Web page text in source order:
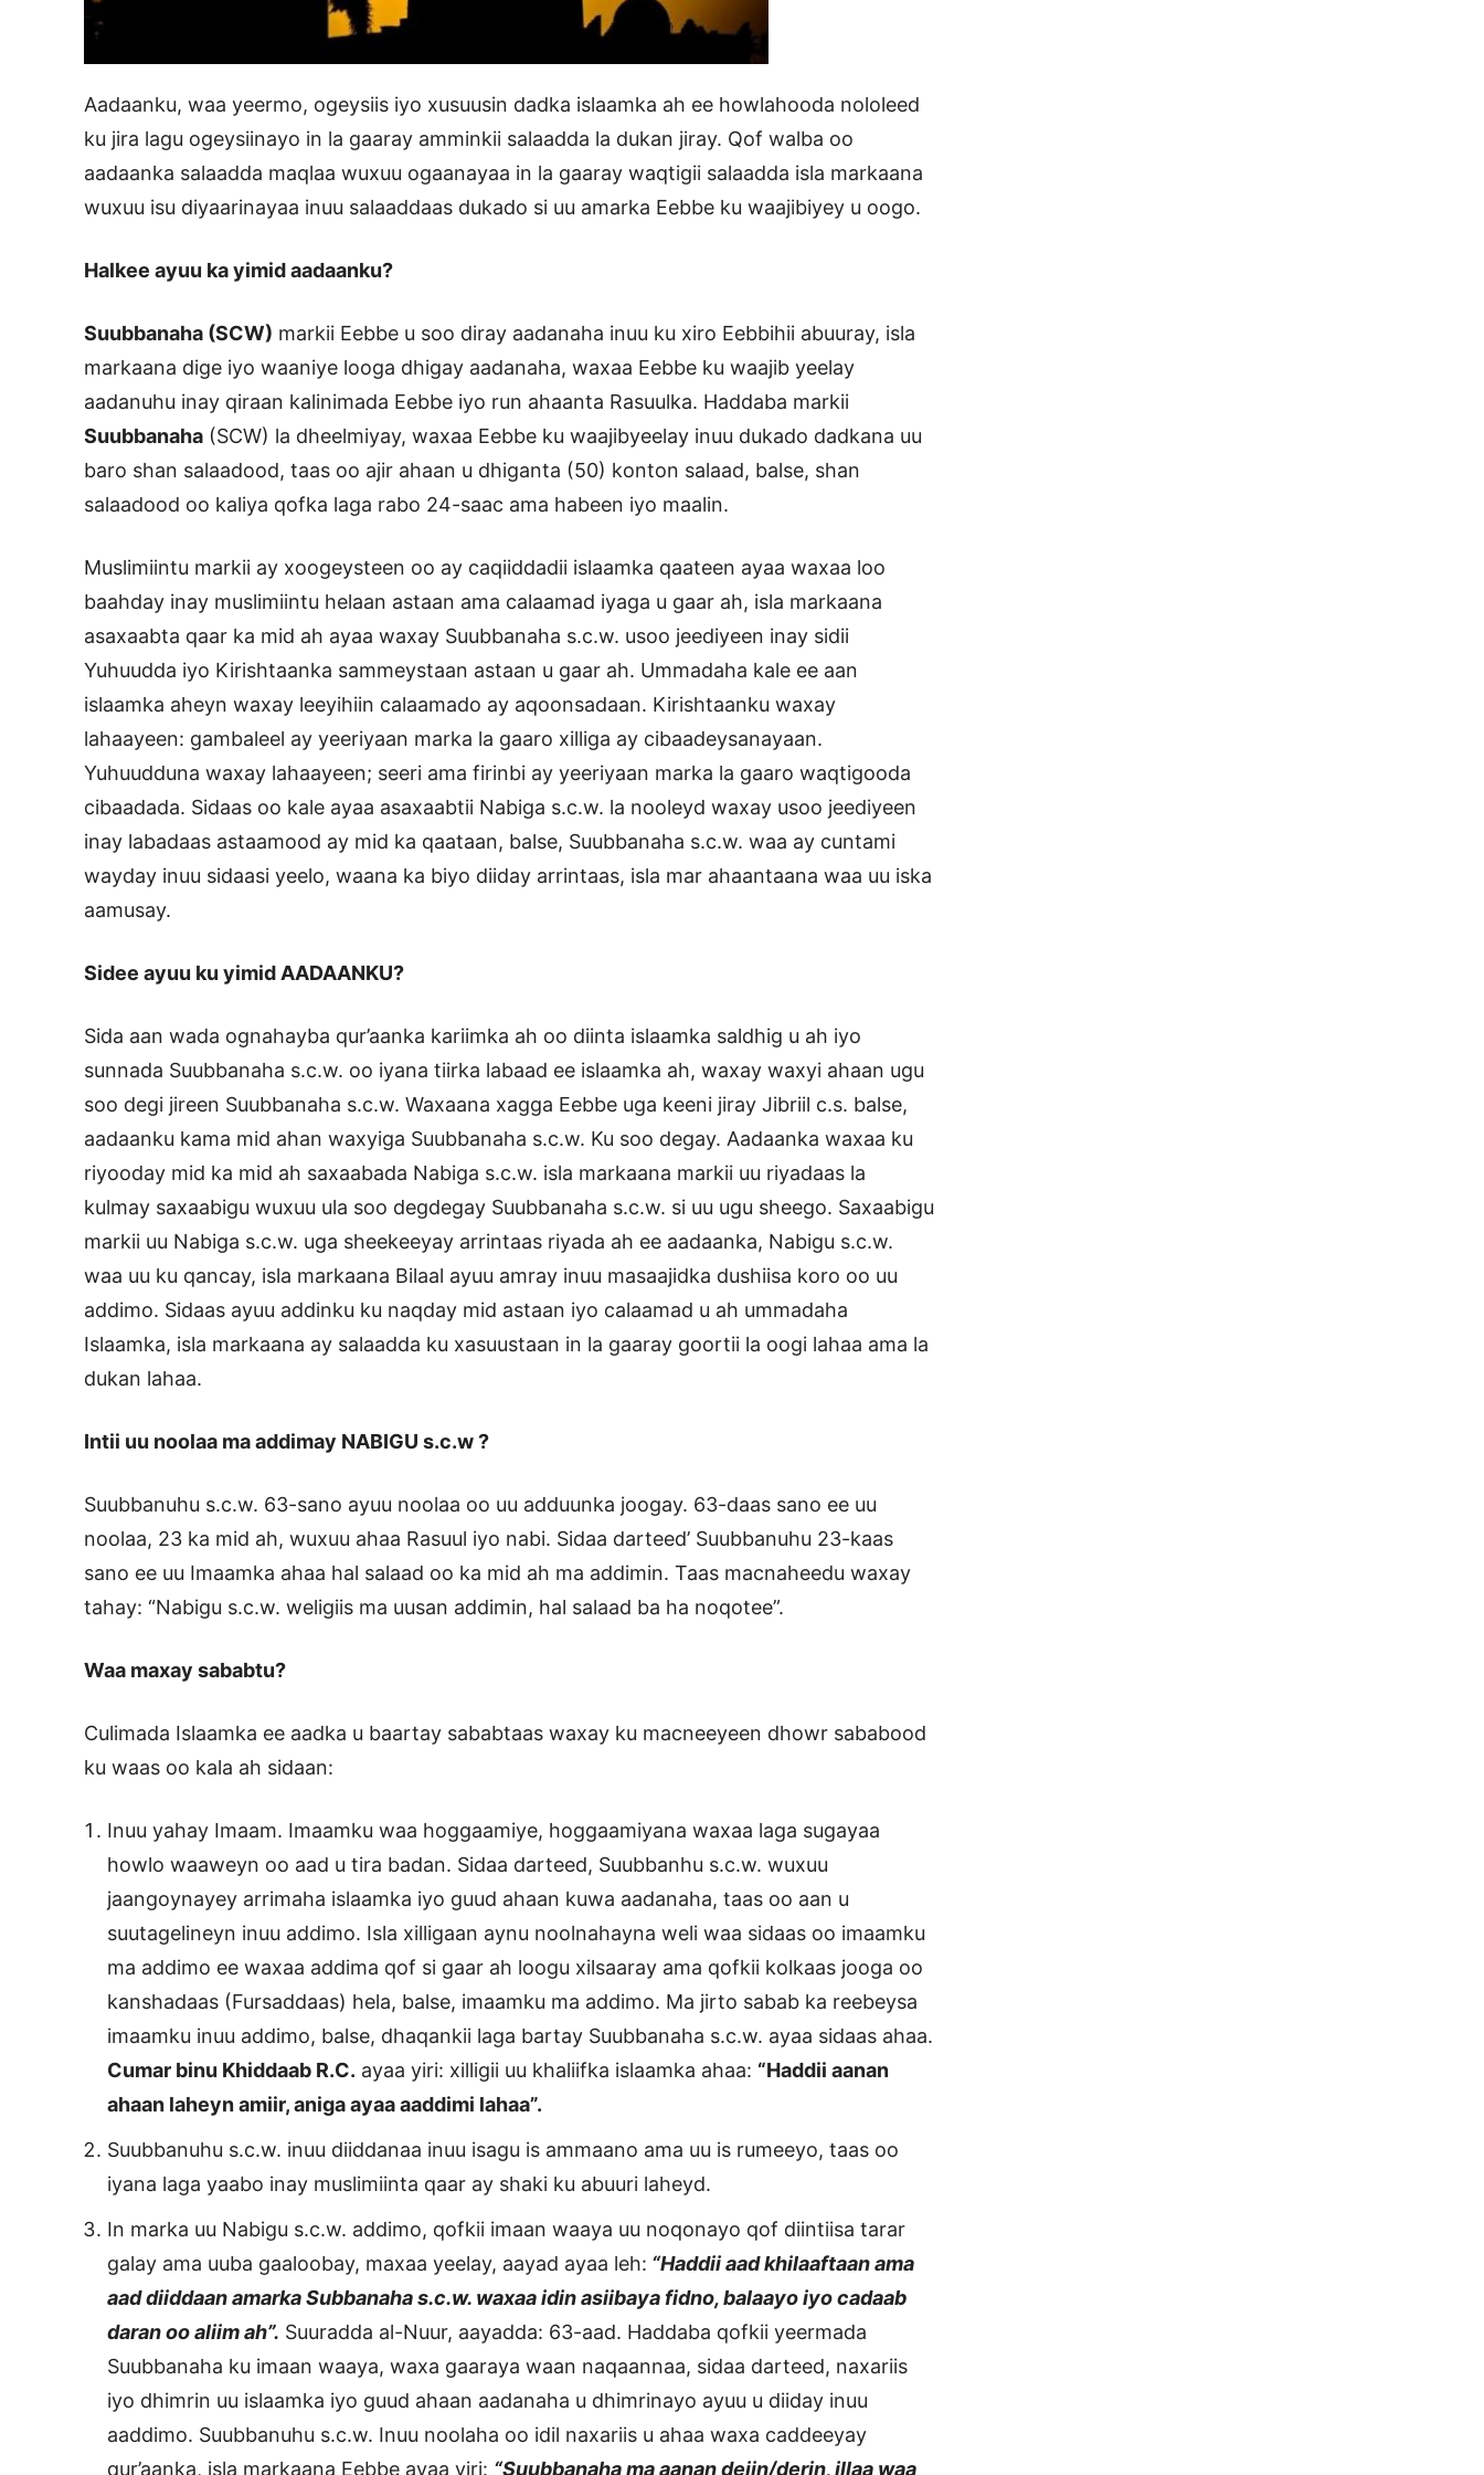
Aadaanku, waa yeermo, ogeysiis iyo xusuusin dadka islaamka ah ee howlahooda nololeed
ku jira lagu ogeysiinayo in la gaaray amminkii salaadda la dukan jiray. Qof walba oo
aadaanka salaadda maqlaa wuxuu ogaanayaa in la gaaray waqtigii salaadda isla markaana
wuxuu isu diyaarinayaa inuu salaaddaas dukado si uu amarka Eebbe ku waajibiyey u oogo.
Halkee ayuu ka yimid aadaanku?
Suubbanaha (SCW) markii Eebbe u soo diray aadanaha inuu ku xiro Eebbihii abuuray, isla
markaana dige iyo waaniye looga dhigay aadanaha, waxaa Eebbe ku waajib yeelay
aadanuhu inay qiraan kalinimada Eebbe iyo run ahaanta Rasuulka. Haddaba markii
Suubbanaha (SCW) la dheelmiyay, waxaa Eebbe ku waajibyeelay inuu dukado dadkana uu
baro shan salaadood, taas oo ajir ahaan u dhiganta (50) konton salaad, balse, shan
salaadood oo kaliya qofka laga rabo 24-saac ama habeen iyo maalin.
Muslimiintu markii ay xoogeysteen oo ay caqiiddadii islaamka qaateen ayaa waxaa loo
baahday inay muslimiintu helaan astaan ama calaamad iyaga u gaar ah, isla markaana
asaxaabta qaar ka mid ah ayaa waxay Suubbanaha s.c.w. usoo jeediyeen inay sidii
Yuhuudda iyo Kirishtaanka sammeystaan astaan u gaar ah. Ummadaha kale ee aan
islaamka aheyn waxay leeyihiin calaamado ay aqoonsadaan. Kirishtaanku waxay
lahaayeen: gambaleel ay yeeriyaan marka la gaaro xilliga ay cibaadeysanayaan.
Yuhuudduna waxay lahaayeen; seeri ama firinbi ay yeeriyaan marka la gaaro waqtigooda
cibaadada. Sidaas oo kale ayaa asaxaabtii Nabiga s.c.w. la nooleyd waxay usoo jeediyeen
inay labadaas astaamood ay mid ka qaataan, balse, Suubbanaha s.c.w. waa ay cuntami
wayday inuu sidaasi yeelo, waana ka biyo diiday arrintaas, isla mar ahaantaana waa uu iska
aamusay.
Sidee ayuu ku yimid AADAANKU?
Sida aan wada ognahayba qur’aanka kariimka ah oo diinta islaamka saldhig u ah iyo
sunnada Suubbanaha s.c.w. oo iyana tiirka labaad ee islaamka ah, waxay waxyi ahaan ugu
soo degi jireen Suubbanaha s.c.w. Waxaana xagga Eebbe uga keeni jiray Jibriil c.s. balse,
aadaanku kama mid ahan waxyiga Suubbanaha s.c.w. Ku soo degay. Aadaanka waxaa ku
riyooday mid ka mid ah saxaabada Nabiga s.c.w. isla markaana markii uu riyadaas la
kulmay saxaabigu wuxuu ula soo degdegay Suubbanaha s.c.w. si uu ugu sheego. Saxaabigu
markii uu Nabiga s.c.w. uga sheekeeyay arrintaas riyada ah ee aadaanka, Nabigu s.c.w.
waa uu ku qancay, isla markaana Bilaal ayuu amray inuu masaajidka dushiisa koro oo uu
addimo. Sidaas ayuu addinku ku naqday mid astaan iyo calaamad u ah ummadaha
Islaamka, isla markaana ay salaadda ku xasuustaan in la gaaray goortii la oogi lahaa ama la
dukan lahaa.
Intii uu noolaa ma addimay NABIGU s.c.w ?
Suubbanuhu s.c.w. 63-sano ayuu noolaa oo uu adduunka joogay. 63-daas sano ee uu
noolaa, 23 ka mid ah, wuxuu ahaa Rasuul iyo nabi. Sidaa darteed’ Suubbanuhu 23-kaas
sano ee uu Imaamka ahaa hal salaad oo ka mid ah ma addimin. Taas macnaheedu waxay
tahay: “Nabigu s.c.w. weligiis ma uusan addimin, hal salaad ba ha noqotee”.
Waa maxay sababtu?
Culimada Islaamka ee aadka u baartay sababtaas waxay ku macneeyeen dhowr sababood
ku waas oo kala ah sidaan:
Inuu yahay Imaam. Imaamku waa hoggaamiye, hoggaamiyana waxaa laga sugayaa
howlo waaweyn oo aad u tira badan. Sidaa darteed, Suubbanhu s.c.w. wuxuu
jaangoynayey arrimaha islaamka iyo guud ahaan kuwa aadanaha, taas oo aan u
suutagelineyn inuu addimo. Isla xilligaan aynu noolnahayna weli waa sidaas oo imaamku
ma addimo ee waxaa addima qof si gaar ah loogu xilsaaray ama qofkii kolkaas jooga oo
kanshadaas (Fursaddaas) hela, balse, imaamku ma addimo. Ma jirto sabab ka reebeysa
imaamku inuu addimo, balse, dhaqankii laga bartay Suubbanaha s.c.w. ayaa sidaas ahaa.
Cumar binu Khiddaab R.C. ayaa yiri: xilligii uu khaliifka islaamka ahaa: “Haddii aanan
ahaan laheyn amiir, aniga ayaa aaddimi lahaa”.
Suubbanuhu s.c.w. inuu diiddanaa inuu isagu is ammaano ama uu is rumeeyo, taas oo
iyana laga yaabo inay muslimiinta qaar ay shaki ku abuuri laheyd.
In marka uu Nabigu s.c.w. addimo, qofkii imaan waaya uu noqonayo qof diintiisa tarar
galay ama uuba gaaloobay, maxaa yeelay, aayad ayaa leh: “Haddii aad khilaaftaan ama
aad diiddaan amarka Subbanaha s.c.w. waxaa idin asiibaya fidno, balaayo iyo cadaab
daran oo aliim ah”. Suuradda al-Nuur, aayadda: 63-aad. Haddaba qofkii yeermada
Suubbanaha ku imaan waaya, waxa gaaraya waan naqaannaa, sidaa darteed, naxariis
iyo dhimrin uu islaamka iyo guud ahaan aadanaha u dhimrinayo ayuu u diiday inuu
aaddimo. Suubbanuhu s.c.w. Inuu noolaha oo idil naxariis u ahaa waxa caddeeyay
qur’aanka, isla markaana Eebbe ayaa yiri: “Suubbanaha ma aanan dejin/derin, illaa waa